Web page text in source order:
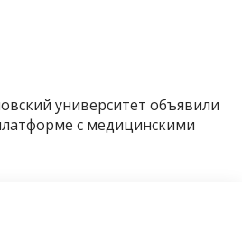
университет объявили
с медицинскими